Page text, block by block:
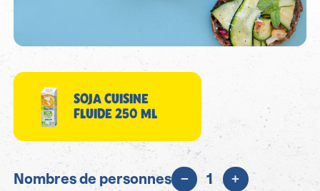
SOJA CUISINE
FLUIDE 250 ML
Nombres de personnes 1